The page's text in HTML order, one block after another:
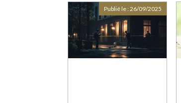
et doit être motivée !
Publié le :26/09/2025